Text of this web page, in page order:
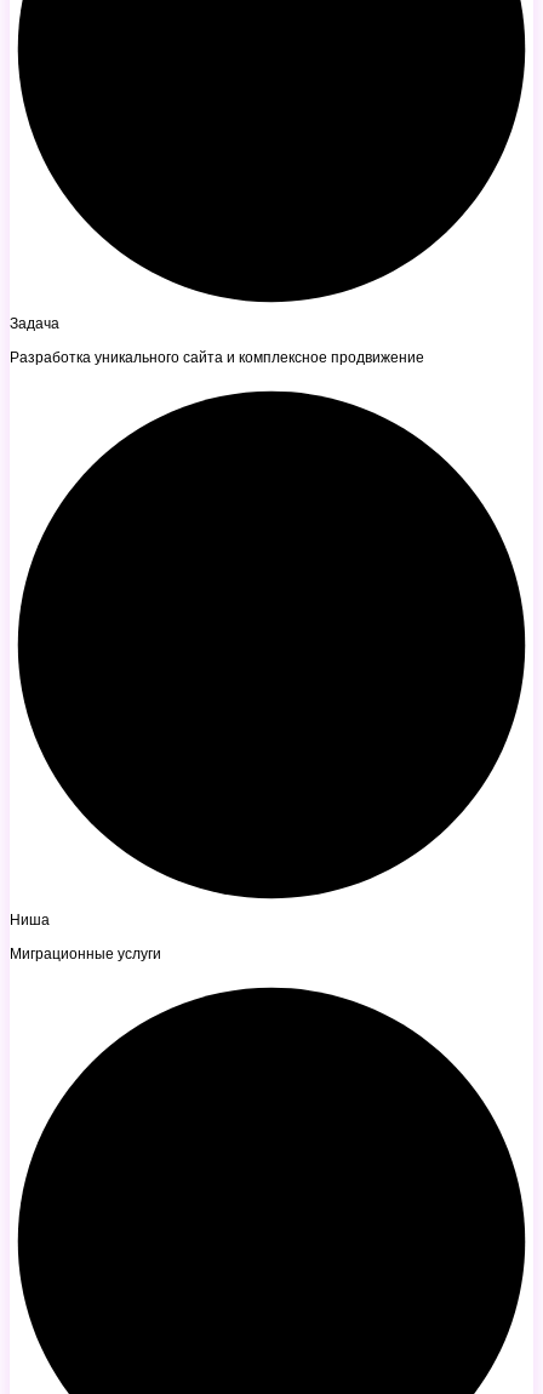
Задача
Разработка уникального сайта и комплексное продвижение
Ниша
Миграционные услуги